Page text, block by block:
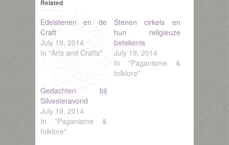
Related
Edelstenen en de
Craft
July 19, 2014
In "Arts and Crafts"
Stenen cirkels en
hun religieuze
betekenis
July 19, 2014
In "Paganisme &
folklore"
Gedachten bij
Silvesteravond
July 19, 2014
In "Paganisme &
folklore"